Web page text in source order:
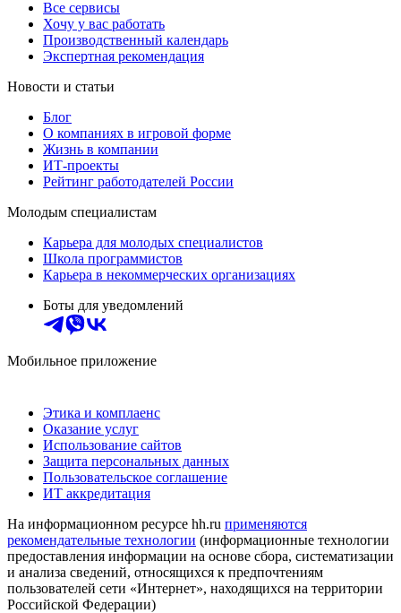
Все сервисы
Хочу у вас работать
Производственный календарь
Экспертная рекомендация
Новости и статьи
Блог
О компаниях в игровой форме
Жизнь в компании
ИТ-проекты
Рейтинг работодателей России
Молодым специалистам
Карьера для молодых специалистов
Школа программистов
Карьера в некоммерческих организациях
Боты для уведомлений
Мобильное приложение
Этика и комплаенс
Оказание услуг
Использование сайтов
Защита персональных данных
Пользовательское соглашение
ИТ аккредитация
На информационном ресурсе hh.ru применяются
рекомендательные технологии (информационные технологии
предоставления информации на основе сбора, систематизации
и анализа сведений, относящихся к предпочтениям
пользователей сети «Интернет», находящихся на территории
Российской Федерации)